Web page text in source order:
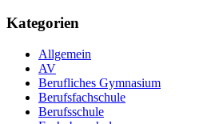
Kategorien
Allgemein
AV
Berufliches Gymnasium
Berufsfachschule
Berufsschule